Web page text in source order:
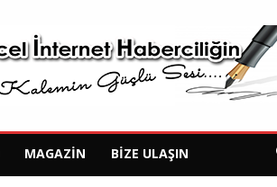
MAGAZIN BIZE ULAŞIN